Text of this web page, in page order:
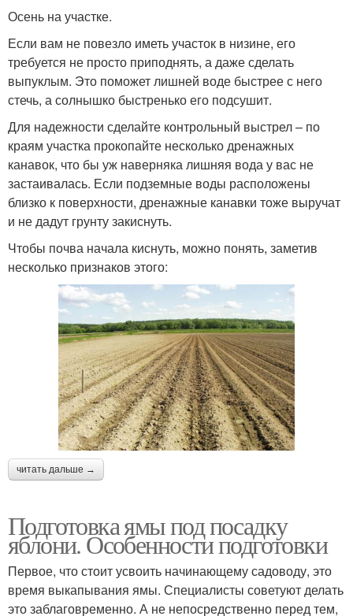
Осень на участке.
Если вам не повезло иметь участок в низине, его
требуется не просто приподнять, а даже сделать
выпуклым. Это поможет лишней воде быстрее с него
стечь, а солнышко быстренько его подсушит.
Для надежности сделайте контрольный выстрел – по
краям участка прокопайте несколько дренажных
канавок, что бы уж наверняка лишняя вода у вас не
застаивалась. Если подземные воды расположены
близко к поверхности, дренажные канавки тоже выручат
и не дадут грунту закиснуть.
Чтобы почва начала киснуть, можно понять, заметив
несколько признаков этого:
читать дальше →
Подготовка ямы под посадку
яблони. Особенности подготовки
Первое, что стоит усвоить начинающему садоводу, это
время выкапывания ямы. Специалисты советуют делать
это заблаговременно. А не непосредственно перед тем,